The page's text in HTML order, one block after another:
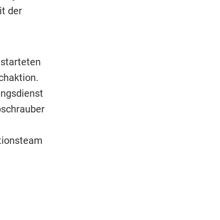
der